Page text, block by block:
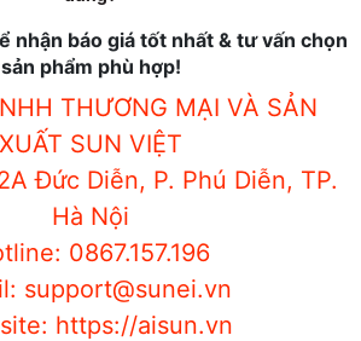
nhận báo giá tốt nhất & tư vấn chọn
sản phẩm phù hợp!
THƯƠNG MẠI VÀ SẢN
XUẤT SUN VIỆT
Đức Diễn, P. Phú Diễn, TP.
Hà Nội
0867.157.196
support@sunei.vn
https://aisun.vn